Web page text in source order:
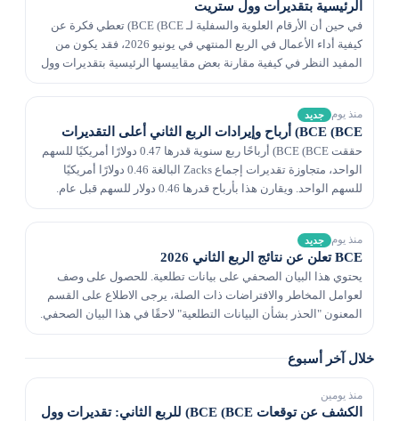
الرئيسية بتقديرات وول ستريت
في حين أن الأرقام العلوية والسفلية لـ BCE (BCE) تعطي فكرة عن
كيفية أداء الأعمال في الربع المنتهي في يونيو 2026، فقد يكون من
المفيد النظر في كيفية مقارنة بعض مقاييسها الرئيسية بتقديرات وول
منذ يوم جديد
BCE (BCE) أرباح وإيرادات الربع الثاني أعلى التقديرات
حققت BCE (BCE) أرباحًا ربع سنوية قدرها 0.47 دولارًا أمريكيًا للسهم
الواحد، متجاوزة تقديرات إجماع Zacks البالغة 0.46 دولارًا أمريكيًا
للسهم الواحد. ويقارن هذا بأرباح قدرها 0.46 دولار للسهم قبل عام.
منذ يوم جديد
BCE تعلن عن نتائج الربع الثاني 2026
يحتوي هذا البيان الصحفي على بيانات تطلعية. للحصول على وصف
لعوامل المخاطر والافتراضات ذات الصلة، يرجى الاطلاع على القسم
المعنون "الحذر بشأن البيانات التطلعية" لاحقًا في هذا البيان الصحفي.
خلال آخر أسبوع
منذ يومين
الكشف عن توقعات BCE (BCE) للربع الثاني: تقديرات وول